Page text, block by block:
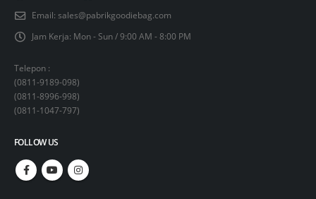
Email: sales@pabrikgoodiebag.com
Jam Kerja: Mon - Sun / 9:00 AM - 8:00 PM
Telepon :
(0811-9189-098)
(0811-8996-998)
(0811-1047-797)
FOLLOW US